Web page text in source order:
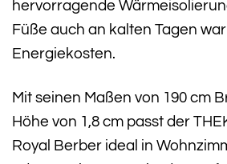
hervorragende
Füße auch an kalten Tagen
Energiekosten.
Mit seinen Maßen von 190 cm
Höhe von 1,8 cm passt der
Royal Berber ideal in